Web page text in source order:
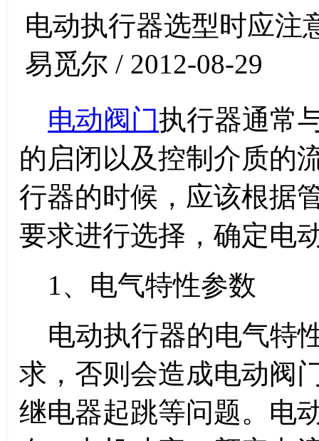
电动执行器选型时应注
易觅尔 / 2012-08-29
电动阀门执行器通常
的启闭以及控制介质的
行器的时候，应该根据
要求进行选择，确定电
1、电气特性参数
电动执行器的电气特
求，否则会造成电动阀
继电器起跳等问题。电